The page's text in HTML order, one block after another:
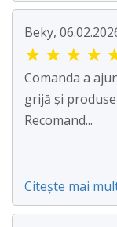
Beky,
★ ★ ★ ★
Comanda a
grijă și
Recomand...
Citește mai